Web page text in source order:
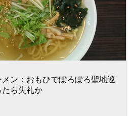
ン：おもひでぽろぽろ聖地巡
ら失礼か